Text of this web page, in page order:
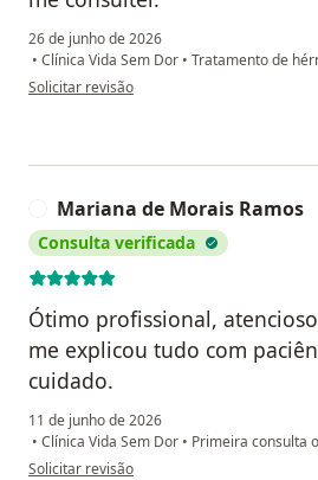
26 de junho de 2026
• Clínica Vida Sem Dor • Tratamento de
na opinião do utilizador Terezinha de Jesus
Solicitar revisão
Mariana de Morais Ramos
Consulta verificada
Ótimo profissional,
me explicou tudo com
cuidado.
11 de junho de 2026
• Clínica Vida Sem Dor • Primeira consulta
na opinião do utilizador Mariana de Morais
Solicitar revisão